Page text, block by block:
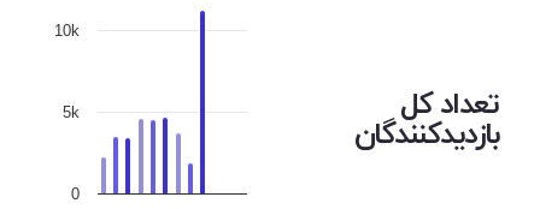
تعداد کل
بازدیدکنندگان
0
5k
10k